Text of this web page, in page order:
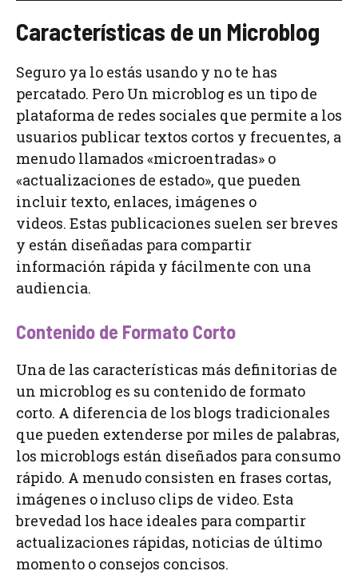
Características de un Microblog
Seguro ya lo estás usando y no te has
percatado. Pero Un microblog es un tipo de
plataforma de redes sociales que permite a los
usuarios publicar textos cortos y frecuentes, a
menudo llamados «microentradas» o
«actualizaciones de estado», que pueden
incluir texto, enlaces, imágenes o
videos. Estas publicaciones suelen ser breves
y están diseñadas para compartir
información rápida y fácilmente con una
audiencia.
Contenido de Formato Corto
Una de las características más definitorias de
un microblog es su contenido de formato
corto. A diferencia de los blogs tradicionales
que pueden extenderse por miles de palabras,
los microblogs están diseñados para consumo
rápido. A menudo consisten en frases cortas,
imágenes o incluso clips de video. Esta
brevedad los hace ideales para compartir
actualizaciones rápidas, noticias de último
momento o consejos concisos.